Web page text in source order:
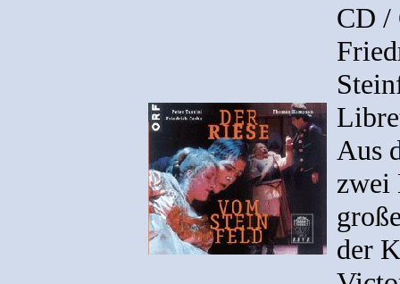
CD /
Aus
zwei
der